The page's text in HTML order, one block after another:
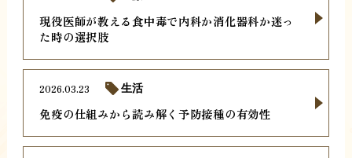
現役医師が教える食中毒で内科か消化器科か迷っ
た時の選択肢
免疫の仕組みから読み解く予防接種の有効性
2026.03.23 生活